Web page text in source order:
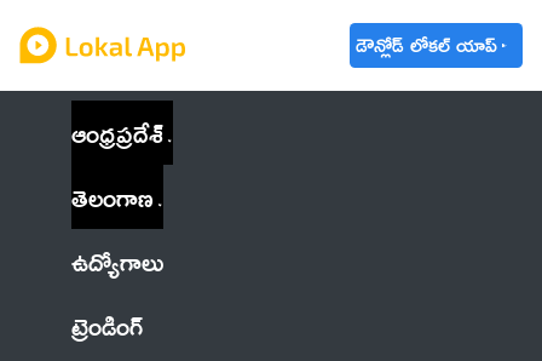
డౌన్లోడ్ లోకల్ యాప్
ఆంధ్రప్రదేశ్
తెలంగాణ
ఉద్యోగాలు
ట్రెండింగ్